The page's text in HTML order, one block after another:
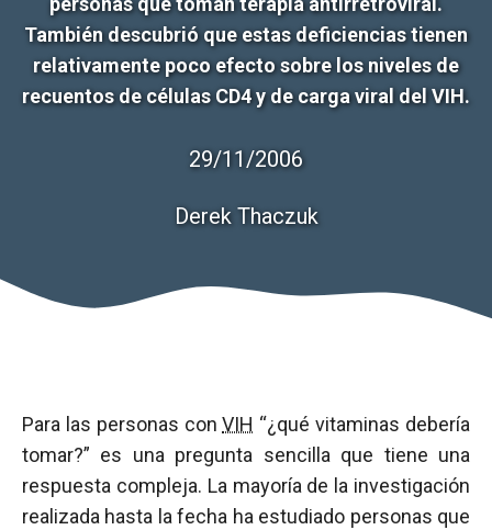
También descubrió que estas deficiencias tienen
relativamente poco efecto sobre los niveles de
recuentos de células CD4 y de carga viral del VIH.
29/11/2006
Derek Thaczuk
Para las personas conVIH “¿qué vitaminas debería
tomar?” es una pregunta sencilla que tiene una
respuesta compleja. La mayoría de la investigación
realizada hasta la fecha ha estudiado personas que